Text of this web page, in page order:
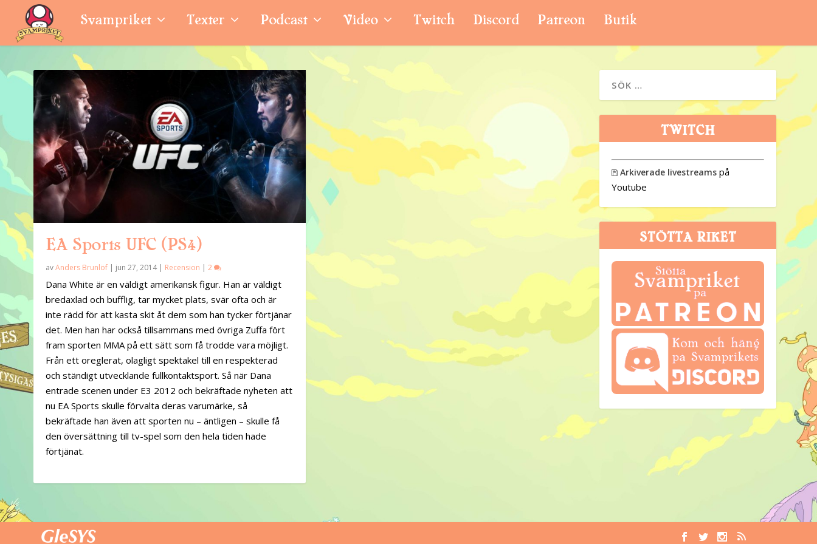
Svampriket Texter Podcast Video Twitch Discord Patreon Butik
EA Sports UFC (PS4)
avAnders Brunlöf | jun 27, 2014| Recension |2
Dana White är en väldigt amerikansk figur. Han är väldigt
bredaxlad och bufflig, tar mycket plats, svär ofta och är
inte rädd för att kasta skit åt dem som han tycker förtjänar
det. Men han har också tillsammans med övriga Zuffa fört
fram sporten MMA på ett sätt som få trodde vara möjligt.
Från ett oreglerat, olagligt spektakel till en respekterad
och ständigt utvecklande fullkontaktsport. Så när Dana
entrade scenen under E3 2012 och bekräftade nyheten att
nu EA Sports skulle förvalta deras varumärke, så
bekräftade han även att sporten nu – äntligen – skulle få
den översättning till tv-spel som den hela tiden hade
förtjänat.
TWITCH
 Arkiverade livestreams på
Youtube
STÖTTA RIKET